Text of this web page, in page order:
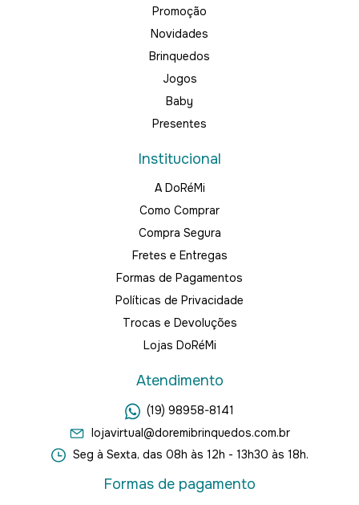
Promoção
Novidades
Brinquedos
Jogos
Baby
Presentes
Institucional
A DoRéMi
Como Comprar
Compra Segura
Fretes e Entregas
Formas de Pagamentos
Políticas de Privacidade
Trocas e Devoluções
Lojas DoRéMi
Atendimento
(19) 98958-8141
lojavirtual@doremibrinquedos.com.br
Seg à Sexta, das 08h às 12h - 13h30 às 18h.
Formas de pagamento